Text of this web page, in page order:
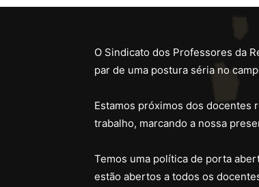
O Sindicato dos Professores da
par de uma postura séria no
Estamos próximos dos docentes
trabalho, marcando a nossa
Temos uma política de porta
estão abertos a todos os